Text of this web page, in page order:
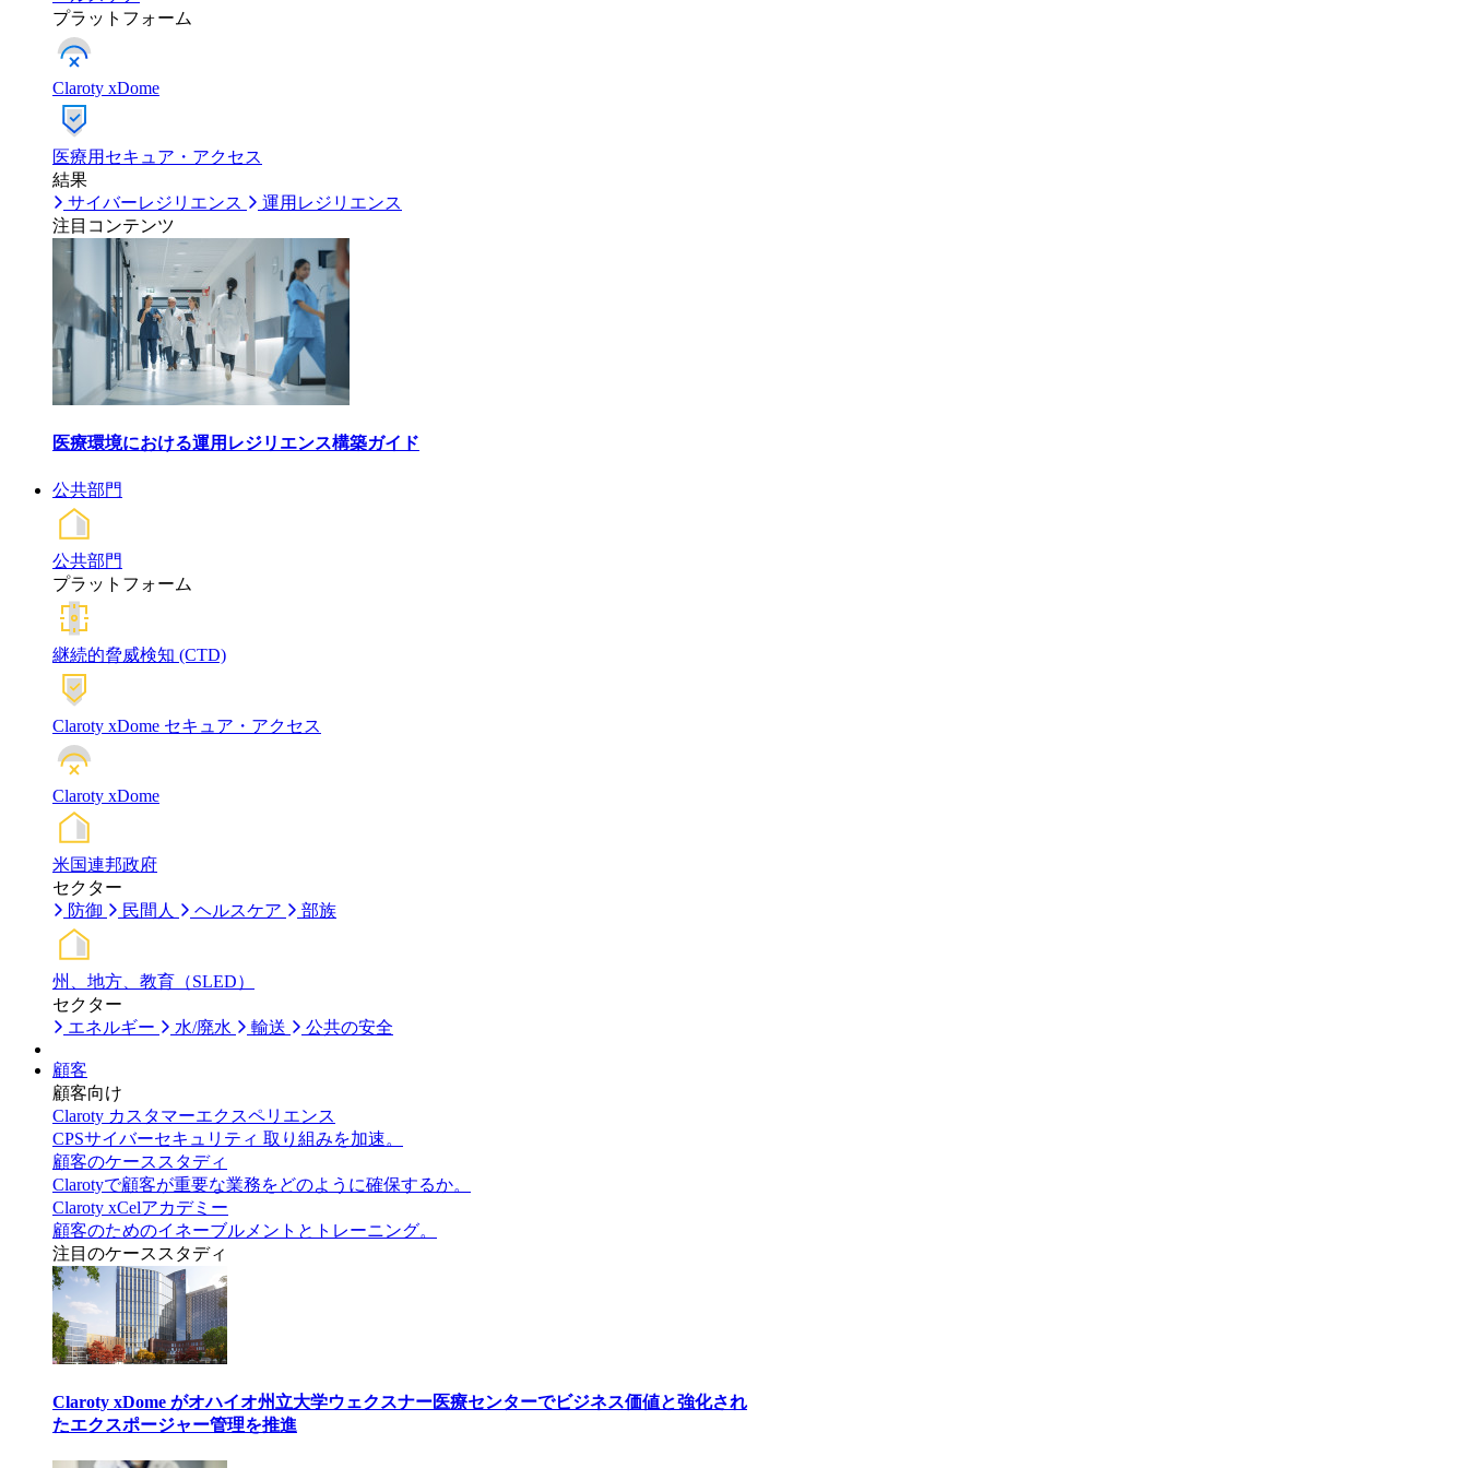
プラットフォーム
Claroty xDome
医療用セキュア・アクセス
結果
サイバーレジリエンス
運用レジリエンス
注目コンテンツ
医療環境における運用レジリエンス構築ガイド
公共部門
公共部門
プラットフォーム
継続的脅威検知 (CTD)
Claroty xDome セキュア・アクセス
Claroty xDome
米国連邦政府
セクター
防御
民間人 ヘルスケア 部族
州、地方、教育（SLED）
セクター
エネルギー
水/廃水 輸送 公共の安全
顧客
顧客向け
Claroty カスタマーエクスペリエンス
CPSサイバーセキュリティ 取り組みを加速。
顧客のケーススタディ
Clarotyで顧客が重要な業務をどのように確保するか。
Claroty xCelアカデミー
顧客のためのイネーブルメントとトレーニング。
注目のケーススタディ
Claroty xDome がオハイオ州立大学ウェクスナー医療センターでビジネス価値と強化され
たエクスポージャー管理を推進